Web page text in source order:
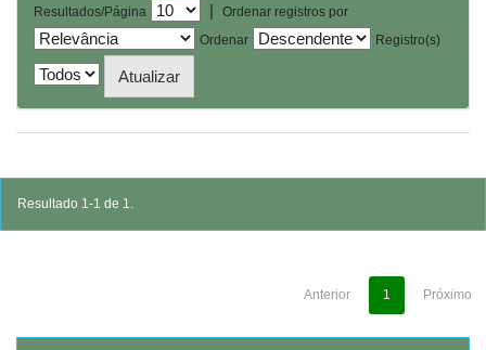
Resultados/Página |
Ordenar registros por
Ordenar
Registro(s)
Resultado 1-1 de 1.
Anterior 1 Próximo